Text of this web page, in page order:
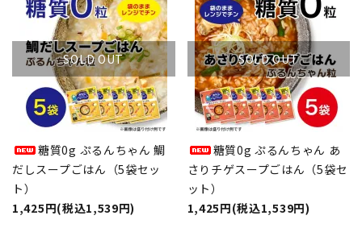
SOLD OUT
糖質0g ぷるんちゃん 鯛
だしスープごはん（5袋セッ
ト）
1,425円(税込1,539円)
SOLD OUT
糖質0g ぷるんちゃん あ
さりチゲスープごはん（5袋セ
ット）
1,425円(税込1,539円)